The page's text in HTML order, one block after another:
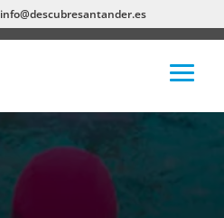
info@descubresantander.es